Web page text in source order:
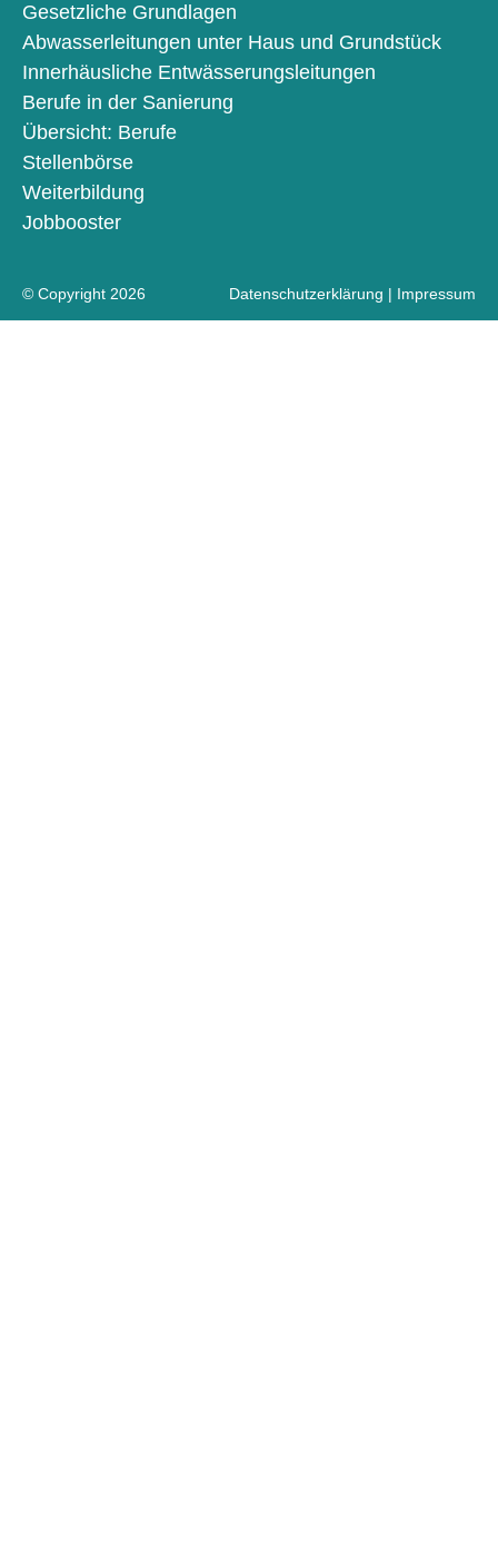
Gesetzliche Grundlagen
Abwasserleitungen unter Haus und Grundstück
Innerhäusliche Entwässerungsleitungen
Berufe in der Sanierung
Übersicht: Berufe
Stellenbörse
Weiterbildung
Jobbooster
© Copyright 2026 Datenschutzerklärung | Impressum